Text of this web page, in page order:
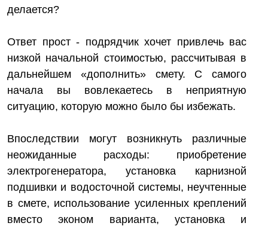
делается?
Ответ прост - подрядчик хочет привлечь вас
низкой начальной стоимостью, рассчитывая в
дальнейшем «дополнить» смету. С самого
начала вы вовлекаетесь в неприятную
ситуацию, которую можно было бы избежать.
Впоследствии могут возникнуть различные
неожиданные расходы: приобретение
электрогенератора, установка карнизной
подшивки и водосточной системы, неучтенные
в смете, использование усиленных креплений
вместо эконом варианта, установка и